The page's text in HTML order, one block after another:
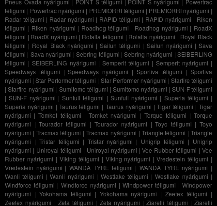
téligumi | Powertrac nyárigumi | PREMIORRI téligumi | PREMIORRI nyárigumi |
Radar téligumi | Radar nyárigumi | RAPID téligumi | RAPID nyárigumi | Riken
téligumi | Riken nyárigumi | Roadhog téligumi | Roadhog nyárigumi | RoadX
téligumi | RoadX nyárigumi | Rotalla téligumi | Rotalla nyárigumi | Royal Black
téligumi | Royal Black nyárigumi |Sailun téligumi | Sailun nyárigumi |Sava
téligumi | Sava nyárigumi |Sebring téligumi |Sebring nyárigumi |SEIBERLING
téligumi |SEIBERLING nyárigumi |Semperit téligumi | Semperit nyárigumi |
Speedways téligumi |Speedways nyárigumi | Sportiva téligumi |Sportiva
nyárigumi |Star Performer téligumi | Star Performer nyárigumi | Starfire téligumi
|Starfire nyárigumi |Sumitomo téligumi | Sumitomo nyárigumi | SUN-F téligumi
|SUN-F nyárigumi | Sunfull téligumi | Sunfull nyárigumi | Superia téligumi |
Superia nyárigumi |Taurus téligumi | Taurus nyárigumi | Tigar téligumi |Tigar
nyárigumi |Tomket téligumi | Tomket nyárigumi | Torque téligumi |Torque
nyárigumi |Tourador téligumi | Tourador nyárigumi |Toyo téligumi |Toyo
nyárigumi | Tracmax téligumi |Tracmax nyárigumi | Triangle téligumi |Triangle
nyárigumi | Tristar téligumi | Tristar nyárigumi | Unigrip téligumi | Unigrip
nyárigumi | Uniroyal téligumi | Uniroyal nyárigumi |Vee Rubber téligumi |Vee
Rubber nyárigumi | Viking téligumi | Viking nyárigumi |Vredestein téligumi |
Vredestein nyárigumi |WANDA TYRE téligumi | WANDA TYRE nyárigumi |
Wanli téligumi |Wanli nyárigumi | Westlake téligumi |Westlake nyárigumi |
Windforce téligumi | Windforce nyárigumi | Windpower téligumi | Windpower
nyárigumi | Yokohama téligumi | Yokohama nyárigumi |Zeetex téligumi |
Zeetex nyárigumi | Zeta téligumi | Zeta nyárigumi |Ziarelli téligumi | Ziarelli